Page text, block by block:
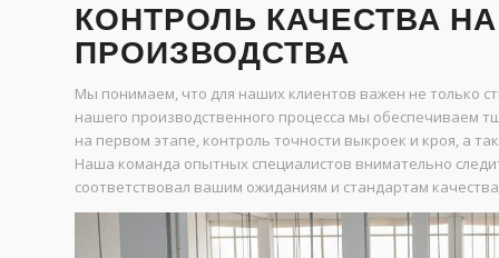
КОНТРОЛЬ КАЧЕСТВА
ПРОИЗВОДСТВА
Мы понимаем, что для наших клиентов важен не только
нашего производственного процесса мы обеспечиваем
на первом этапе, контроль точности выкроек и кроя, а
Наша команда опытных специалистов внимательно
соответствовал вашим ожиданиям и стандартам